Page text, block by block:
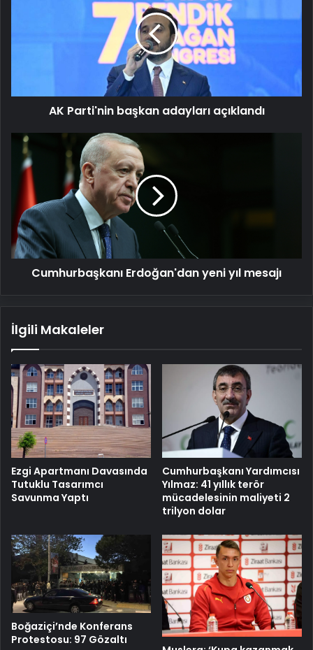
AK Parti'nin başkan adayları açıklandı
Cumhurbaşkanı
Erdoğan'dan
yeni
mesajı
Cumhurbaşkanı Erdoğan'dan yeni yıl mesajı
İlgili Makaleler
Ezgi Apartmanı Davasında
Tutuklu Tasarımcı
Savunma Yaptı
Cumhurbaşkanı Yardımcısı
Yılmaz: 41 yıllık terör
mücadelesinin maliyeti 2
trilyon dolar
Boğaziçi’nde Konferans
Protestosu: 97 Gözaltı